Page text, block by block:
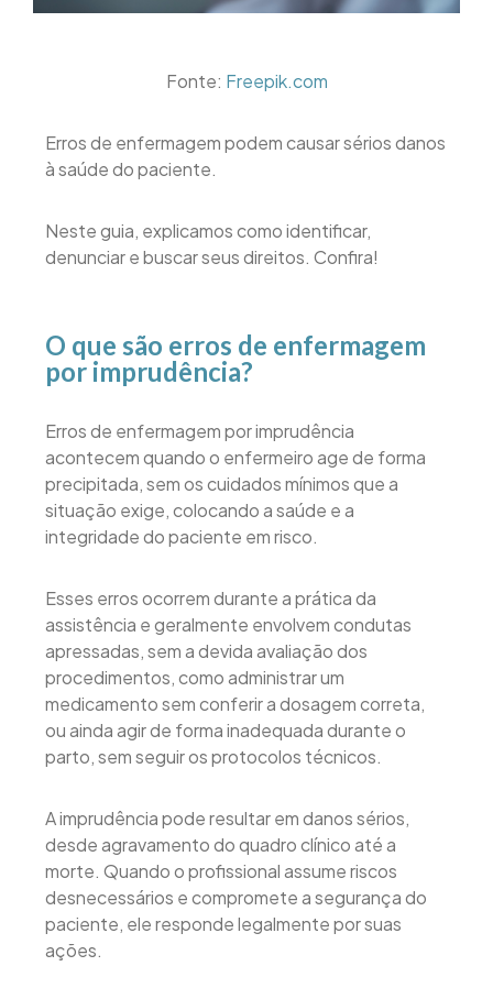
Fonte: Freepik.com
Erros de enfermagem podem causar sérios danos
à saúde do paciente.
Neste guia, explicamos como identificar,
denunciar e buscar seus direitos. Confira!
O que são erros de enfermagem
por imprudência?
Erros de enfermagem por imprudência
acontecem quando o enfermeiro age de forma
precipitada, sem os cuidados mínimos que a
situação exige, colocando a saúde e a
integridade do paciente em risco.
Esses erros ocorrem durante a prática da
assistência e geralmente envolvem condutas
apressadas, sem a devida avaliação dos
procedimentos, como administrar um
medicamento sem conferir a dosagem correta,
ou ainda agir de forma inadequada durante o
parto, sem seguir os protocolos técnicos.
A imprudência pode resultar em danos sérios,
desde agravamento do quadro clínico até a
morte. Quando o profissional assume riscos
desnecessários e compromete a segurança do
paciente, ele responde legalmente por suas
ações.